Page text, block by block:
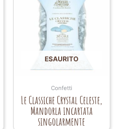
ESAURITO
Confetti
Le Classiche Crystal Celeste,
Mandorla incartata
singolarmente